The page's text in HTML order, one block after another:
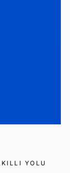
YOLU